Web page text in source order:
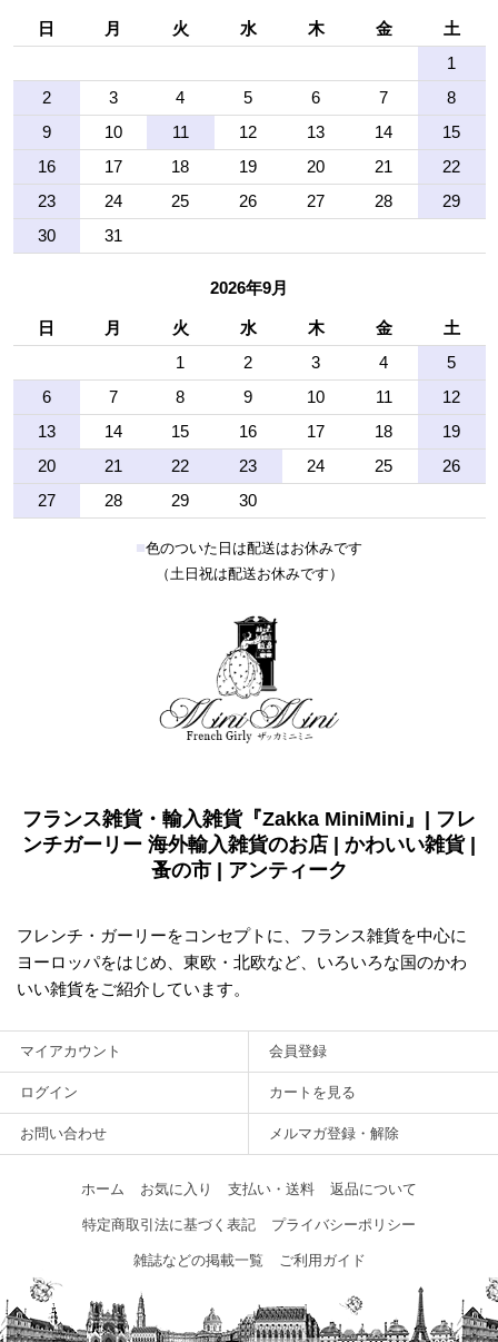
日 月 火 水 木 金
土
1
2
3 4 5 6 7
8
9
10 11 12 13 14
15
16
17 18 19 20 21
22
23
24 25 26 27 28
29
30
31
2026年9月
日 月 火 水 木 金
土
1
2 3 4
5
6
7 8 9 10 11
12
13
14 15 16 17 18
19
20
21 22 23 24 25
26
27
28 29 30
■色のついた日は配送はお休みです
（土日祝は配送お休みです）
フランス雑貨・輸入雑貨『Zakka MiniMini』| フレ
ンチガーリー 海外輸入雑貨のお店 | かわいい雑貨 |
蚤の市 | アンティーク
フレンチ・ガーリーをコンセプトに、フランス雑貨を中心に
ヨーロッパをはじめ、東欧・北欧など、いろいろな国のかわ
いい雑貨をご紹介しています。
マイアカウント 会員登録
ログイン カートを見る
お問い合わせ メルマガ登録・解除
ホーム お気に入り 支払い・送料 返品について
特定商取引法に基づく表記 プライバシーポリシー
雑誌などの掲載一覧 ご利用ガイド